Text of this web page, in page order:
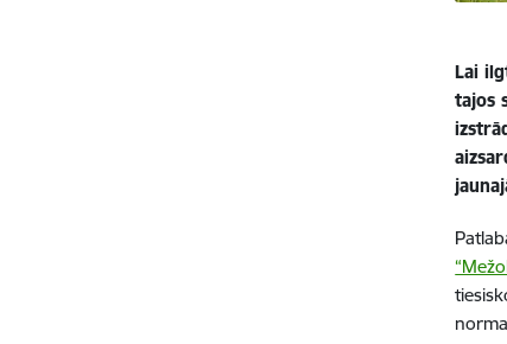
Lai
tajos